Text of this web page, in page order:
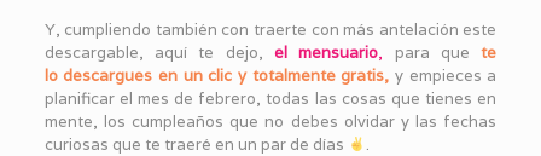
Y, cumpliendo también con traerte con más antelación este
descargable, aquí te dejo, elmensuario, para que te
lo descargues en un clic y totalmente gratis, y empieces a
planificar el mes de febrero, todas las cosas que tienes en
mente, los cumpleaños que no debes olvidar y las fechas
curiosas que te traeré en un par de días
.